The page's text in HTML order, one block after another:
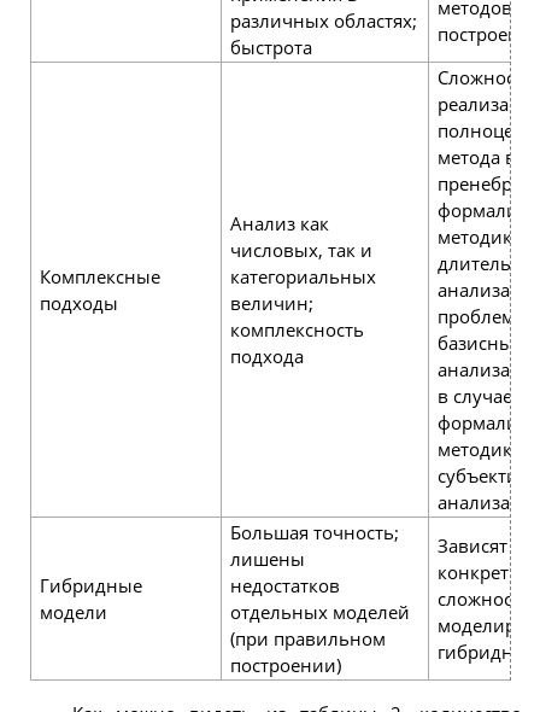
различных областях;
быстрота
методов
Комплексные
подходы
Анализ как
числовых, так и
категориальных
величин;
комплексность
подхода
Сложности
метода в
анализа;
проблема
базисных
анализа;
в случае
методик -
анализа
Гибридные
модели
Большая точность;
лишены
недостатков
отдельных моделей
(при правильном
построении)
Зависят от
сложность